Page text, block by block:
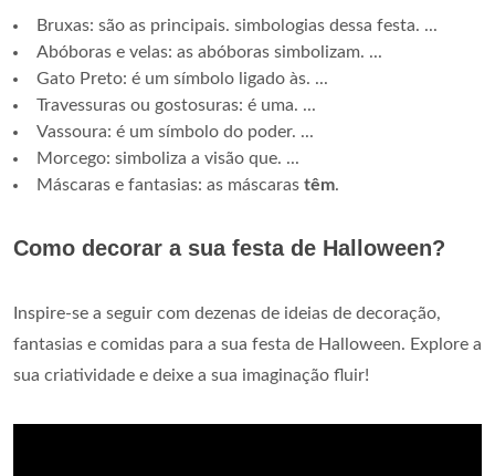
Bruxas: são as principais. simbologias dessa festa. ...
Abóboras e velas: as abóboras simbolizam. ...
Gato Preto: é um símbolo ligado às. ...
Travessuras ou gostosuras: é uma. ...
Vassoura: é um símbolo do poder. ...
Morcego: simboliza a visão que. ...
Máscaras e fantasias: as máscaras têm.
Como decorar a sua festa de Halloween?
Inspire-se a seguir com dezenas de ideias de decoração,
fantasias e comidas para a sua festa de Halloween. Explore a
sua criatividade e deixe a sua imaginação fluir!